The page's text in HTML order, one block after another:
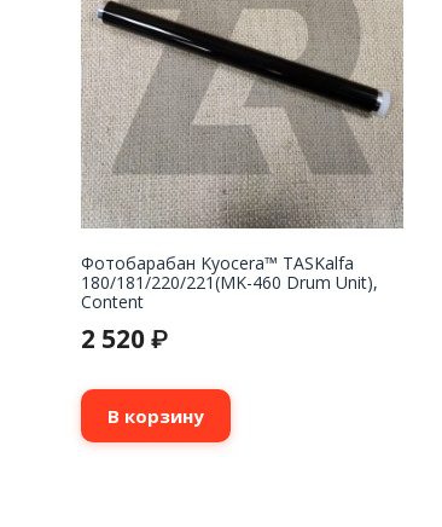
Фотобарабан Kyocera™ TASKalfa
180/181/220/221(MK-460 Drum Unit),
Content
2 520 ₽
В корзину